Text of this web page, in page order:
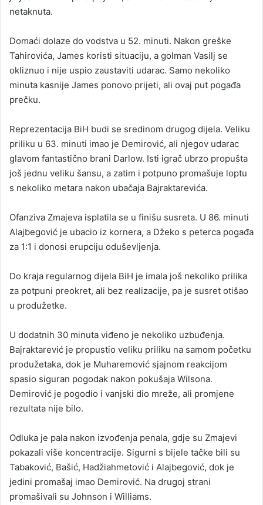
netaknuta.
Domaći dolaze do vodstva u 52. minuti. Nakon greške
Tahirovića, James koristi situaciju, a golman Vasilj se
okliznuo i nije uspio zaustaviti udarac. Samo nekoliko
minuta kasnije James ponovo prijeti, ali ovaj put pogađa
prečku.
Reprezentacija BiH budi se sredinom drugog dijela. Veliku
priliku u 63. minuti imao je Demirović, ali njegov udarac
glavom fantastično brani Darlow. Isti igrač ubrzo propušta
još jednu veliku šansu, a zatim i potpuno promašuje loptu
s nekoliko metara nakon ubačaja Bajraktarevića.
Ofanziva Zmajeva isplatila se u finišu susreta. U 86. minuti
Alajbegović je ubacio iz kornera, a Džeko s peterca pogađa
za 1:1 i donosi erupciju oduševljenja.
Do kraja regularnog dijela BiH je imala još nekoliko prilika
za potpuni preokret, ali bez realizacije, pa je susret otišao
u produžetke.
U dodatnih 30 minuta viđeno je nekoliko uzbuđenja.
Bajraktarević je propustio veliku priliku na samom početku
produžetaka, dok je Muharemović sjajnom reakcijom
spasio siguran pogodak nakon pokušaja Wilsona.
Demirović je pogodio i vanjski dio mreže, ali promjene
rezultata nije bilo.
Odluka je pala nakon izvođenja penala, gdje su Zmajevi
pokazali više koncentracije. Sigurni s bijele tačke bili su
Tabaković, Bašić, Hadžiahmetović i Alajbegović, dok je
jedini promašaj imao Demirović. Na drugoj strani
promašivali su Johnson i Williams.